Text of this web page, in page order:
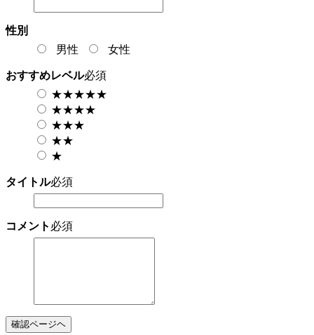
性別
男性
女性
おすすめレベル必須
★★★★★
★★★★
★★★
★★
★
タイトル必須
コメント 必須
確認ページヘ